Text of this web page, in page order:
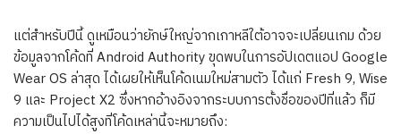
แต่สำหรับปีนี้ ดูเหมือนว่ายักษ์ใหญ่จากเกาหลีใต้อาจจะเปลี่ยนเกม ด้วย
ข้อมูลจากโค้ดที่ Android Authority ขุดพบในการอัปเดตแอป Google
Wear OS ล่าสุด ได้เผยให้เห็นโค้ดเนมใหม่สามตัว ได้แก่ Fresh 9, Wise
9 และ Project X2 ซึ่งหากอ้างอิงจากระบบการตั้งชื่อของปีที่แล้ว ก็มี
ความเป็นไปได้สูงที่โค้ดเหล่านี้จะหมายถึง: